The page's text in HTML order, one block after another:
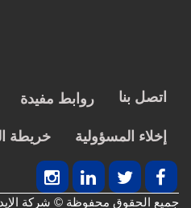
اتصل بنا روابط مفيدة
إخلاء المسؤولية خريطة
جميع الحقوق محفوظة © شركة الإيداع